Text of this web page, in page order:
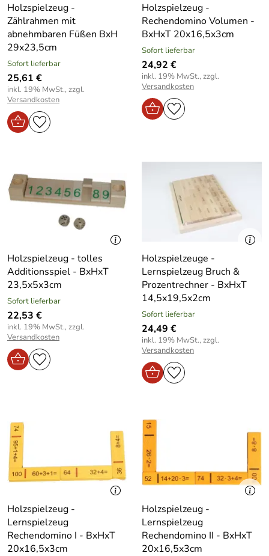
Holzspielzeug -
Zählrahmen mit
abnehmbaren Füßen BxH
29x23,5cm
Sofort lieferbar
25,61 €
inkl. 19% MwSt., zzgl.
Versandkosten
Holzspielzeug -
Rechendomino Volumen -
BxHxT 20x16,5x3cm
Sofort lieferbar
24,92 €
inkl. 19% MwSt., zzgl.
Versandkosten
Holzspielzeug - tolles
Additionsspiel - BxHxT
23,5x5x3cm
Sofort lieferbar
22,53 €
inkl. 19% MwSt., zzgl.
Versandkosten
Holzspielzeuge -
Lernspielzeug Bruch &
Prozentrechner - BxHxT
14,5x19,5x2cm
Sofort lieferbar
24,49 €
inkl. 19% MwSt., zzgl.
Versandkosten
Holzspielzeug -
Lernspielzeug
Rechendomino I - BxHxT
20x16,5x3cm
Holzspielzeug -
Lernspielzeug
Rechendomino II - BxHxT
20x16,5x3cm